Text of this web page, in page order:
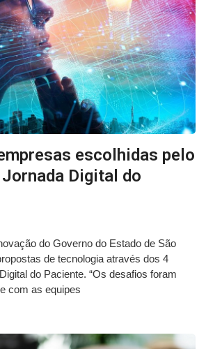
escolhidas pelo
Digital do
do Governo do Estado de São
de tecnologia através dos 4
do Paciente. “Os desafios foram
com as equipes